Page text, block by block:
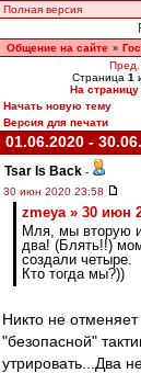
Полная версия
Общение на сайте »
Пред.
Страница 1
На страницу
Начать новую тему
Версия для печати
01.06.2020 -
Tsar Is Back -
30 июн 2020 23:58
zmeya » 30 июн
Мля, мы вторую
два! (Блять!!)
создали четыре.
Кто тогда мы?))
Никто не
"безопасной"
утрировать...Два